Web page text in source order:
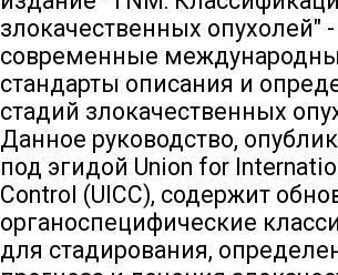
злокачественных опухолей" -
современные
стандарты описания и
стадий злокачественных
Данное руководство,
под эгидой Union for
Control (UICC), содержит
органоспецифические
для стадирования,